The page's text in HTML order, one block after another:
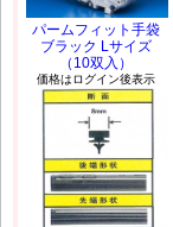
パームフィット手袋
ブラック Lサイズ
（10双入）
価格はログイン後表示